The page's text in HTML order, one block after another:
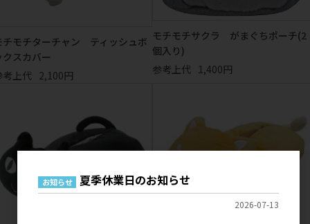
チモチターチャン ティッシュボ
クスカバー
考上代 2,100円
モチモチサクラ がまぐちポーチ(2
個入り)
参考上代 1,400円
お知らせ 夏季休業日のお知らせ
2026-07-13